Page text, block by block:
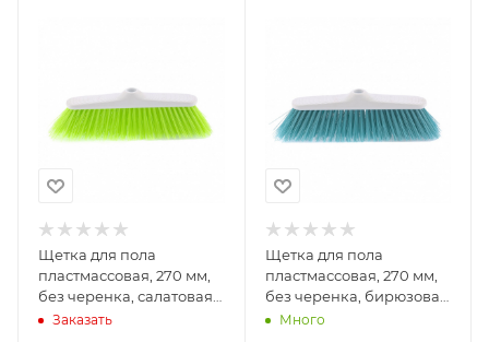
Щетка для пола
пластмассовая, 270 мм,
без черенка, салатовая
щетина, Home// Palisad
Заказать
Щетка для пола
пластмассовая, 270 мм,
без черенка, бирюзовая
щетина Home// Palisad
Много